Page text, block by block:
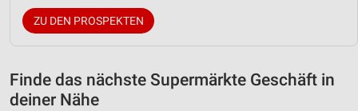
ZU DEN PROSPEKTEN
Finde das nächste Supermärkte Geschäft in
deiner Nähe